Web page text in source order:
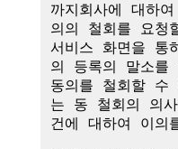
까지회사에 대하
의의 철회를 요청
서비스 화면을 통
의 등록의 말소를
동의를 철회할
는 동 철회의 의
건에 대하여 이의